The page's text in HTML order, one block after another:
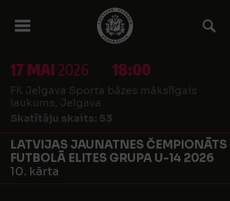
17 MAI2026 18:00
FK Jelgava Sporta bāzes mākslīgais
laukums, Jelgava
Skatītāju skaits: 53
LATVIJAS JAUNATNES ČEMPIONĀTS
FUTBOLĀ ELITES GRUPA U-14 2026
10. kārta